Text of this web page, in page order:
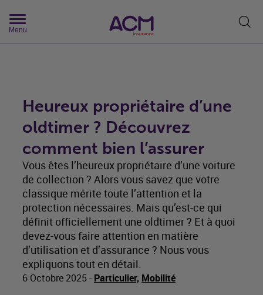
Menu
Heureux propriétaire d’une
oldtimer ? Découvrez
comment bien l’assurer
Vous êtes l’heureux propriétaire d’une voiture
de collection ? Alors vous savez que votre
classique mérite toute l’attention et la
protection nécessaires. Mais qu’est-ce qui
définit officiellement une oldtimer ? Et à quoi
devez-vous faire attention en matière
d’utilisation et d’assurance ? Nous vous
expliquons tout en détail.
6 Octobre 2025 - Particulier, Mobilité